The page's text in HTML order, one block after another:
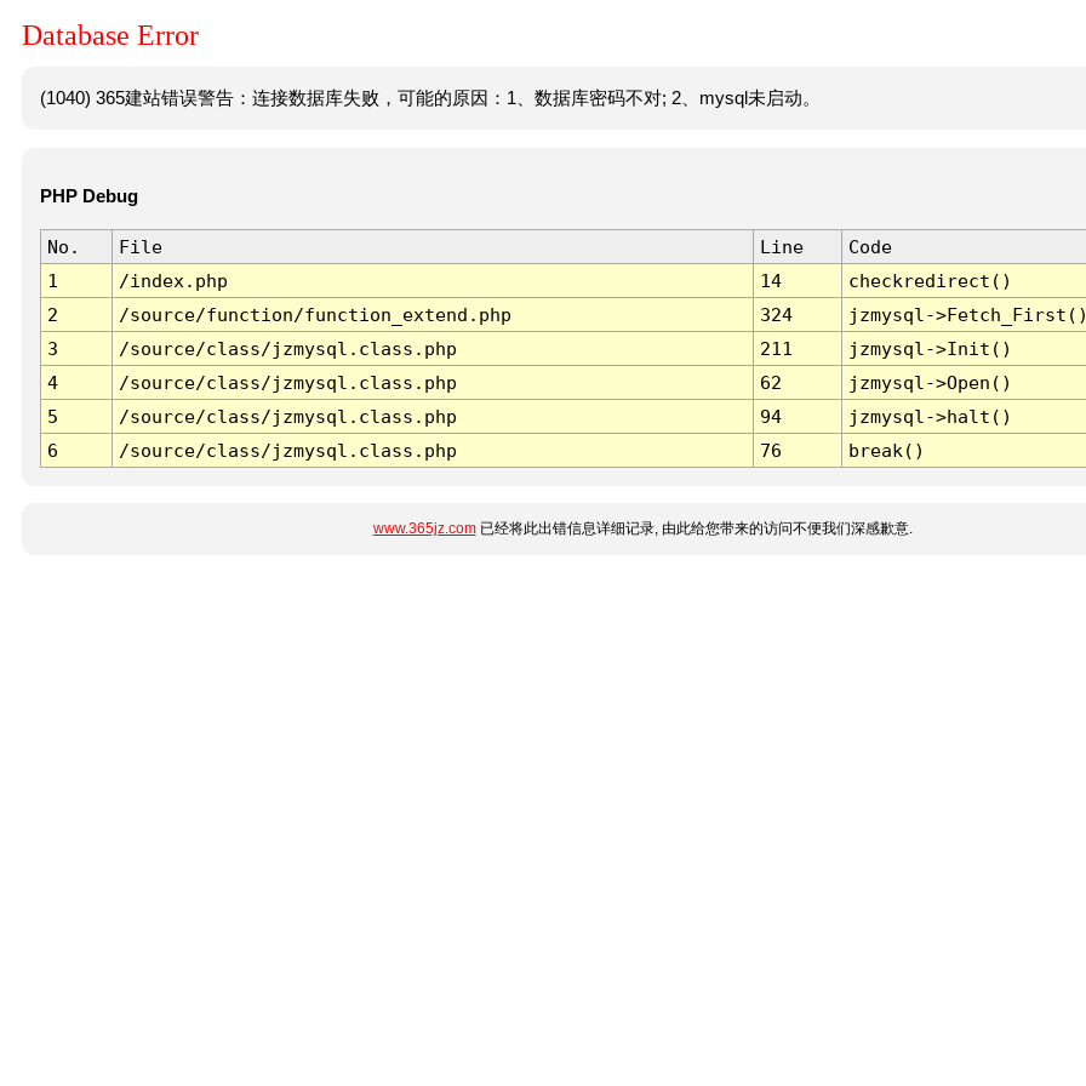
Database Error
(1040) 365建站错误警告：连接数据库失败，可能的原因：1、数据库密码不对; 2、mysql未启动。
PHP Debug
No. File Line
Code
1
/index.php 14
checkredirect()
2
/source/function/function_extend.php 324
jzmysql-
3
/source/class/jzmysql.class.php 211
jzmysql->Init()
4
/source/class/jzmysql.class.php 62
jzmysql->Open()
5
/source/class/jzmysql.class.php 94
jzmysql->halt()
6
/source/class/jzmysql.class.php 76 break()
www.365jz.com已经将此出错信息详细记录, 由此给您带来的访问不便我们深感歉意.